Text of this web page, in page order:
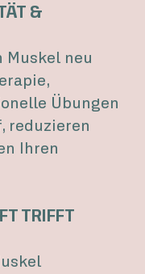
&
Muskel neu
Übungen
reduzieren
Ihren
TRIFFT